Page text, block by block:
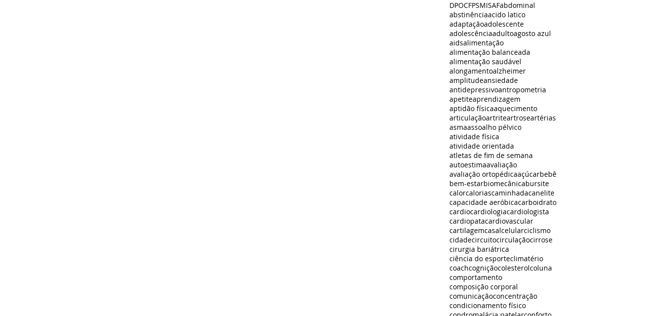
DPOCFPSMISAFabdominal
abstinênciaacido latico
adaptaçãoadolescente
adolescênciaadultoagosto azul
aidsalimentação
alimentação balanceada
alimentação saudável
alongamentoalzheimer
amplitudeansiedade
antidepressivoantropometria
apetiteaprendizagem
aptidão físicaaquecimento
articulaçãoartriteartroseartérias
asmaassoalho pélvico
atividade física
atividade orientada
atletas de fim de semana
autoestimaavaliação
avaliação ortopédicaaçúcarbebê
bem-estarbiomecânicabursite
calorcaloriascaminhadacanelite
capacidade aeróbicacarboidrato
cardiocardiologiacardiologista
cardiopatacardiovascular
cartilagemcasalcelularciclismo
cidadecircuitocirculaçãocirrose
cirurgia bariátrica
ciência do esporteclimatério
coachcogniçãocolesterolcoluna
comportamento
composição corporal
comunicaçãoconcentração
condicionamento físico